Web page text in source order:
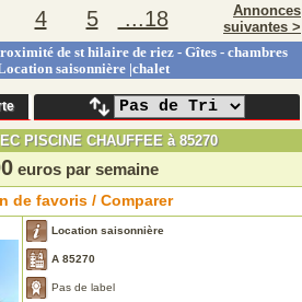
4 5 ...18
Annonces
suivantes >
de st hilaire de riez - Gîtes - chambres
saisonnière |chalet
PISCINE CHAUFFEE à 85270
euros par semaine
de favoris / Comparer
Location saisonnière
A 85270
Pas de label